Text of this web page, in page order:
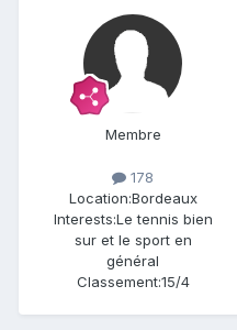
Membre
178
Location:Bordeaux
Interests:Le tennis bien
sur et le sport en
général
Classement:15/4